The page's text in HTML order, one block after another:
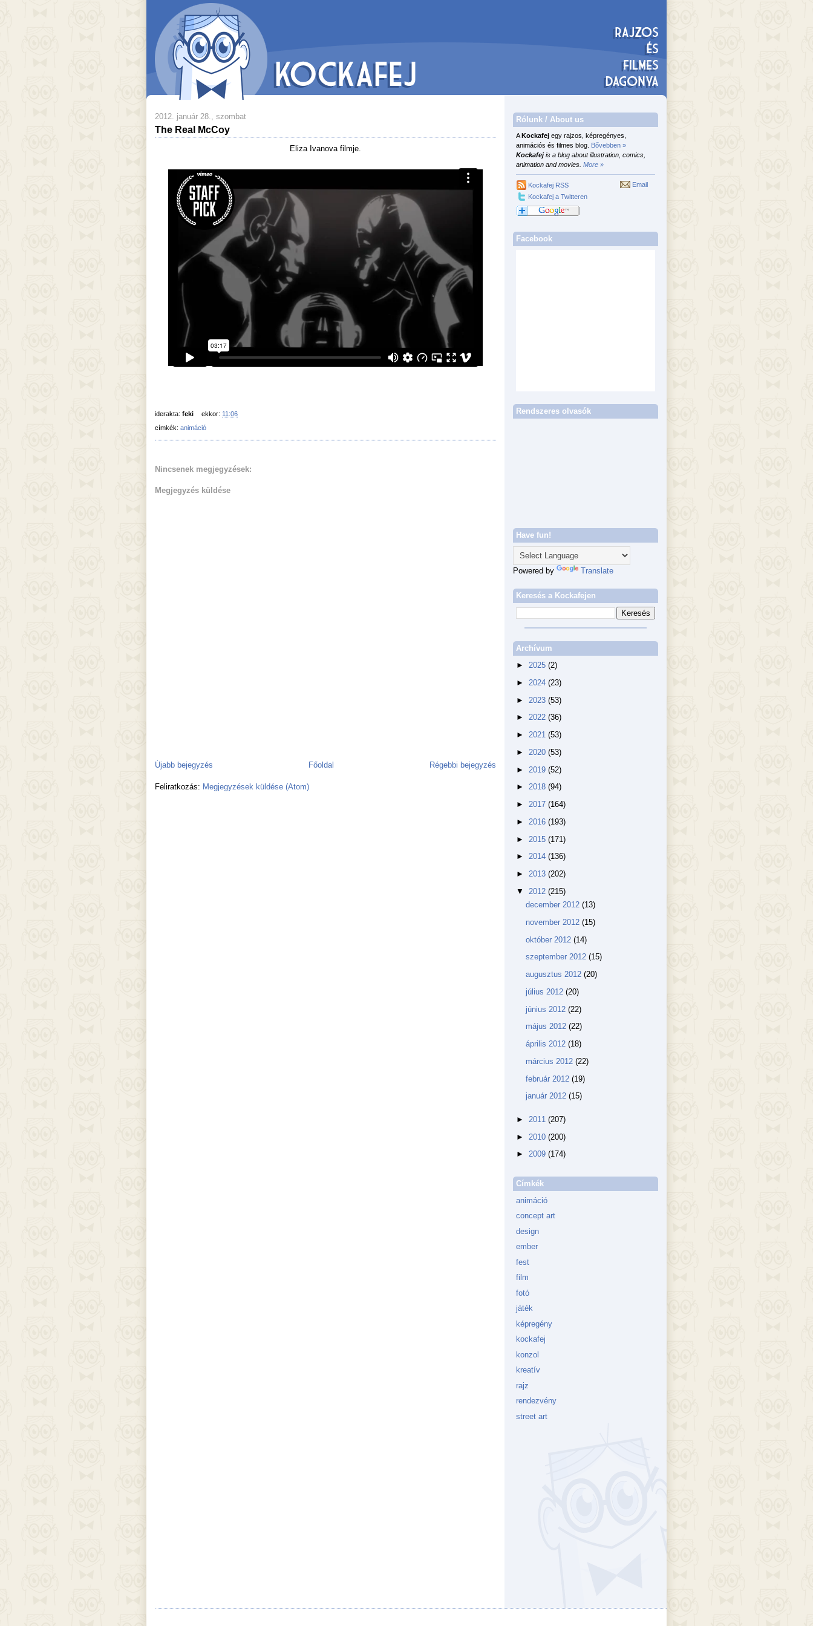
2012. január 28., szombat
The Real McCoy
Eliza Ivanova filmje.
iderakta: feki ekkor: 11:06
címkék: animáció
Nincsenek megjegyzések:
Megjegyzés küldése
Újabb bejegyzés Régebbi bejegyzés
Főoldal
Feliratkozás: Megjegyzések küldése (Atom)
Rólunk / About us
AKockafej egy rajzos, képregényes,
animációs és filmes blog. Bővebben »
Kockafejis a blog about illustration, comics,
animation and movies. More »
Kockafej RSS
Kockafej a Twitteren
Email
Facebook
Rendszeres olvasók
Have fun!
Powered by Translate
Keresés a Kockafejen
Archívum
► 2025 (2)
► 2024 (23)
► 2023 (53)
► 2022 (36)
► 2021 (53)
► 2020 (53)
► 2019 (52)
► 2018 (94)
► 2017 (164)
► 2016 (193)
► 2015 (171)
► 2014 (136)
► 2013 (202)
▼ 2012 (215)
december 2012 (13)
november 2012 (15)
október 2012 (14)
szeptember 2012 (15)
augusztus 2012 (20)
július 2012 (20)
június 2012 (22)
május 2012 (22)
április 2012 (18)
március 2012 (22)
február 2012 (19)
január 2012 (15)
► 2011 (207)
► 2010 (200)
► 2009 (174)
Címkék
animáció
concept art
design
ember
fest
film
fotó
játék
képregény
kockafej
konzol
kreatív
rajz
rendezvény
street art